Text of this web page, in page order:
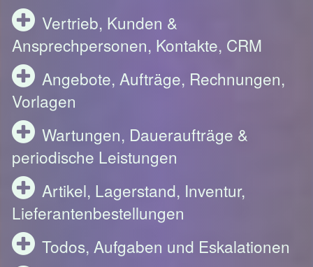
Vertrieb, Kunden &
Ansprechpersonen, Kontakte, CRM
Angebote, Aufträge, Rechnungen,
Vorlagen
Wartungen, Daueraufträge &
periodische Leistungen
Artikel, Lagerstand, Inventur,
Lieferantenbestellungen
Todos, Aufgaben und Eskalationen